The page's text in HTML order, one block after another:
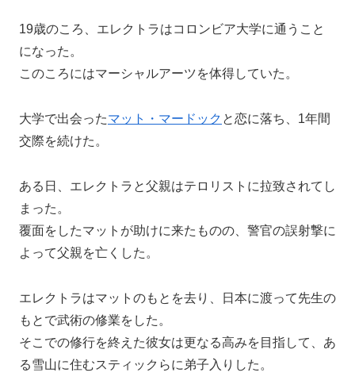
19歳のころ、エレクトラはコロンビア大学に通うこと
になった。
このころにはマーシャルアーツを体得していた。
大学で出会ったマット・マードック と恋に落ち、1年間
交際を続けた。
ある日、エレクトラと父親はテロリストに拉致されてし
まった。
覆面をしたマットが助けに来たものの、警官の誤射撃に
よって父親を亡くした。
エレクトラはマットのもとを去り、日本に渡って先生の
もとで武術の修業をした。
そこでの修行を終えた彼女は更なる高みを目指して、あ
る雪山に住むスティックらに弟子入りした。